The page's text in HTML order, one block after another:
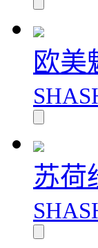
欧美
苏荷